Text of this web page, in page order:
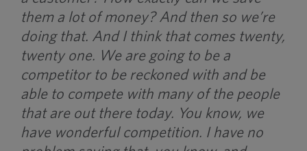
them a lot of money? And then so we’re
doing that. And I think that comes twenty,
twenty one. We are going to be a
competitor to be reckoned with and be
able to compete with many of the people
that are out there today. You know, we
have wonderful competition. I have no